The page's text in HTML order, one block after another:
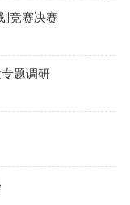
竞赛决赛
题调研